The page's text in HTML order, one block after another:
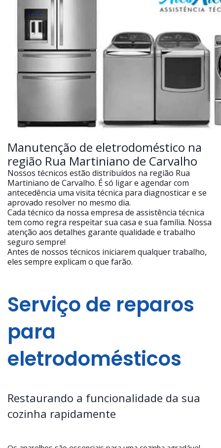
Manutenção de eletrodoméstico na
região Rua Martiniano de Carvalho
Nossos técnicos estão distribuídos na região Rua
Martiniano de Carvalho. É só ligar e agendar com
antecedência uma visita técnica para diagnosticar e se
aprovado resolver no mesmo dia.
Cada técnico da nossa empresa de assistência técnica
tem como regra respeitar sua casa e sua família. Nossa
atenção aos detalhes garante qualidade e trabalho
seguro sempre!
Antes de nossos técnicos iniciarem qualquer trabalho,
eles sempre explicam o que farão.
Serviço de reparos
para
eletrodomésticos
Restaurando a funcionalidade da sua
cozinha rapidamente